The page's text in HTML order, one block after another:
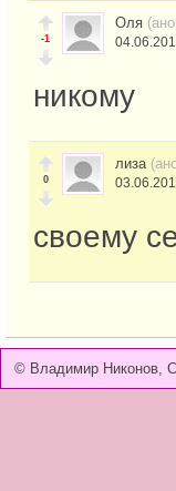
-1
Оля
никому
0
лиза
своему
© Владимир Никонов,